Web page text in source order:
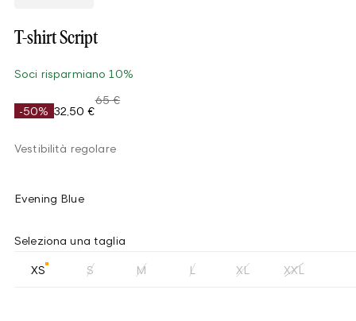
T-shirt Script
Soci risparmiano 10%
-50% 32,50 €
65 €
Vestibilità regolare
Evening Blue
Seleziona una taglia
XS S M L XL XXL